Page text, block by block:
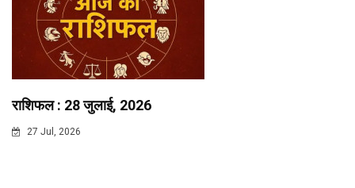
राशिफल : 28 जुलाई, 2026
27 Jul, 2026